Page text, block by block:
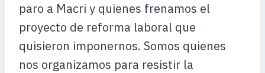
paro a Macri y quienes frenamos el
proyecto de reforma laboral que
quisieron imponernos. Somos quienes
nos organizamos para resistir la